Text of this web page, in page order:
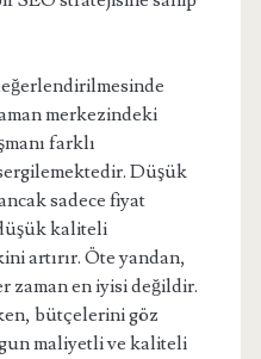
merkezindeki
farklı
Düşük
sadece fiyat
kaliteli
artırır. Öte yandan,
zaman en iyisi değildir.
bütçelerini göz
maliyetli ve kaliteli